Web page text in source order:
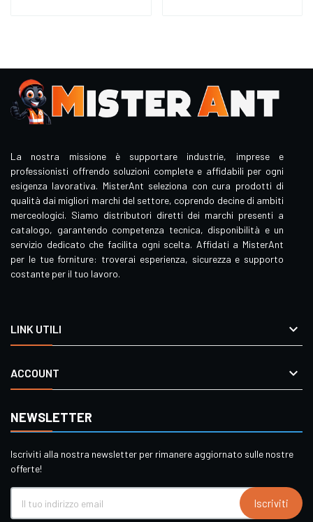
La nostra missione è supportare industrie, imprese e
professionisti offrendo soluzioni complete e affidabili per ogni
esigenza lavorativa. MisterAnt seleziona con cura prodotti di
qualità dai migliori marchi del settore, coprendo decine di ambiti
merceologici. Siamo distributori diretti dei marchi presenti a
catalogo, garantendo competenza tecnica, disponibilità e un
servizio dedicato che facilita ogni scelta. Affidati a MisterAnt
per le tue forniture: troverai esperienza, sicurezza e supporto
costante per il tuo lavoro.
LINK UTILI 
ACCOUNT 
NEWSLETTER
Iscriviti alla nostra newsletter per rimanere aggiornato sulle nostre
offerte!
Iscriviti